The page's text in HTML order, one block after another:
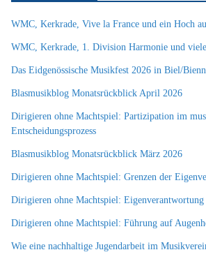
WMC, Kerkrade, Vive la France und ein Hoch
WMC, Kerkrade, 1. Division Harmonie und
Das Eidgenössische Musikfest 2026 in Biel/
Blasmusikblog Monatsrückblick April 2026
Dirigieren ohne Machtspiel: Partizipation im
Entscheidungsprozess
Blasmusikblog Monatsrückblick März 2026
Dirigieren ohne Machtspiel: Grenzen der
Dirigieren ohne Machtspiel: Eigenverantwortung
Dirigieren ohne Machtspiel: Führung auf
Wie eine nachhaltige Jugendarbeit im